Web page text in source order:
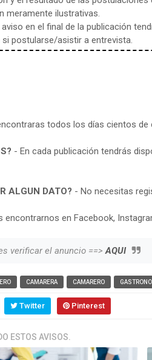
meramente ilustrativas.
en el final de la publicación
postularse/asistir a entrevista.
todos los días cientos de
- En cada publicación tendrás
ALGUN DATO? - No necesitas
encontrarnos en Facebook,
verificar el anuncio ==>AQUI
CAMARERA CAMARERO
Twitter Pinterest
ESTOS AVISOS.